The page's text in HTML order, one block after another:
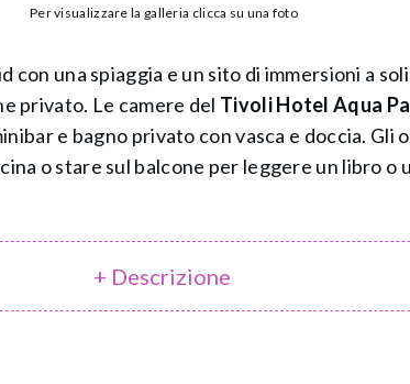
Per visualizzare la galleria clicca su una foto
con una spiaggia e un sito di immersioni a
privato. Le camere del Tivoli Hotel Aqua
e bagno privato con vasca e doccia. Gli
o stare sul balcone per leggere un libro o
+ Descrizione